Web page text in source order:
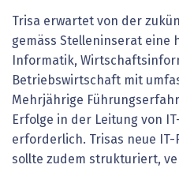
Trisa erwartet von der
gemäss Stelleninserat eine
Informatik,
Betriebswirtschaft mit
Mehrjährige
Erfolge in der Leitung von
erforderlich. Trisas neue
sollte zudem strukturiert,